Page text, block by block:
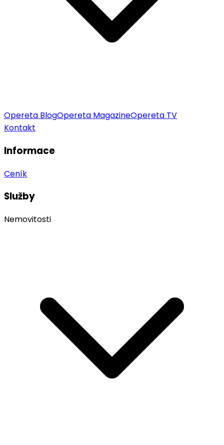
Opereta BlogOpereta MagazineOpereta TV
Kontakt
Informace
Ceník
Služby
Nemovitosti